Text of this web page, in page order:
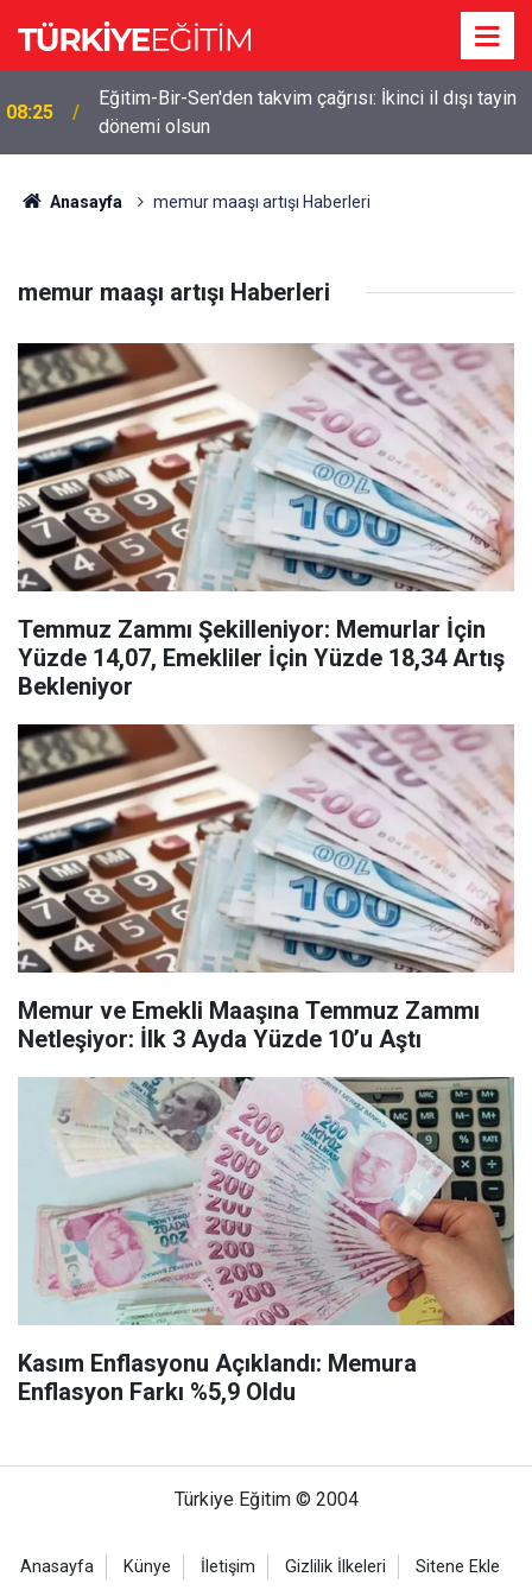
08:25
Eğitim-Bir-Sen'den takvim çağrısı: İkinci il dışı tayin
dönemi olsun
Anasayfa memur maaşı artışı Haberleri
memur maaşı artışı Haberleri
Temmuz Zammı Şekilleniyor: Memurlar İçin
Yüzde 14,07, Emekliler İçin Yüzde 18,34 Artış
Bekleniyor
Memur ve Emekli Maaşına Temmuz Zammı
Netleşiyor: İlk 3 Ayda Yüzde 10’u Aştı
Kasım Enflasyonu Açıklandı: Memura
Enflasyon Farkı %5,9 Oldu
Türkiye Eğitim © 2004
Anasayfa Künye İletişim Gizlilik İlkeleri Sitene Ekle